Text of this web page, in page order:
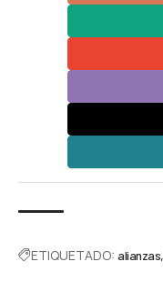
ETIQUETADO: alianzas